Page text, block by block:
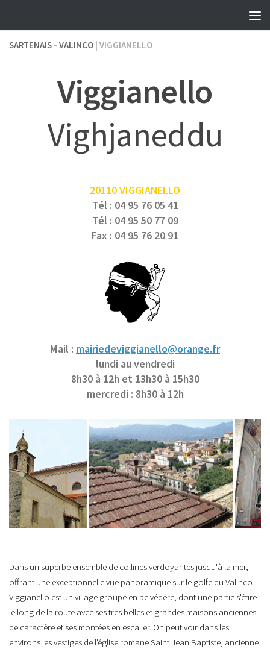
SARTENAIS - VALINCO | VIGGIANELLO
Viggianello
Vighjaneddu
20110 VIGGIANELLO
Tél : 04 95 76 05 41
Tél : 04 95 50 77 09
Fax : 04 95 76 20 91
Mail : mairiedeviggianello@orange.fr
lundi au vendredi
8h30 à 12h et 13h30 à 15h30
mercredi : 8h30 à 12h
Dans un superbe ensemble de collines verdoyantes jusqu'à la mer,
offrant une exceptionnelle vue panoramique sur le golfe du Valinco,
Viggianello est un village groupé en belvédère, dont une partie s'étire
le long de la route avec ses très belles et grandes maisons anciennes
de caractère et ses montées en escalier. On peut voir dans les
environs les vestiges de l'église romane Saint Jean Baptiste, ancienne